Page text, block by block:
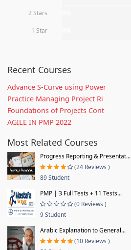
2 Stars
1 Star
Recent Courses
Advance S-Curve using Power
Practice Managing Project Ri
Foundations of Projects Cont
AGILE IN PMP 2022
Most Related Courses
Progress Reporting & Presentat...
(24 Reviews )
89 Student
PMP | 3 Full Tests + 11 Tests...
(0 Reviews )
9 Student
Arabic Explanation to General...
(10 Reviews )